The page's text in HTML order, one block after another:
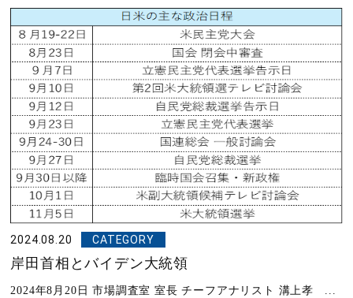
2024.08.20 CATEGORY
岸田首相とバイデン大統領
2024年8月20日 市場調査室 室長 チーフアナリスト 溝上孝 ...